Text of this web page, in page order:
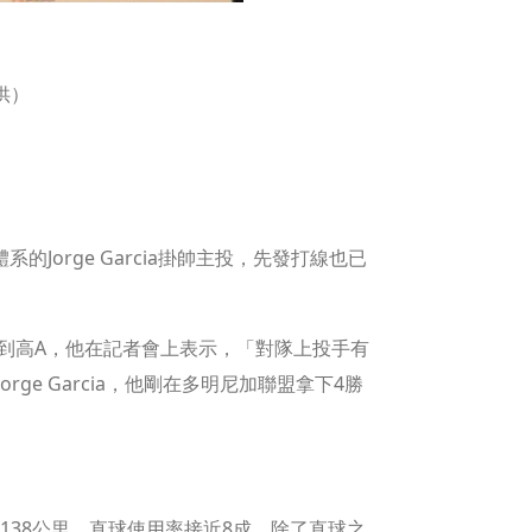
的Jorge Garcia掛帥主投，先發打線也已
高A，他在記者會上表示，「對隊上投手有
Garcia，他剛在多明尼加聯盟拿下4勝